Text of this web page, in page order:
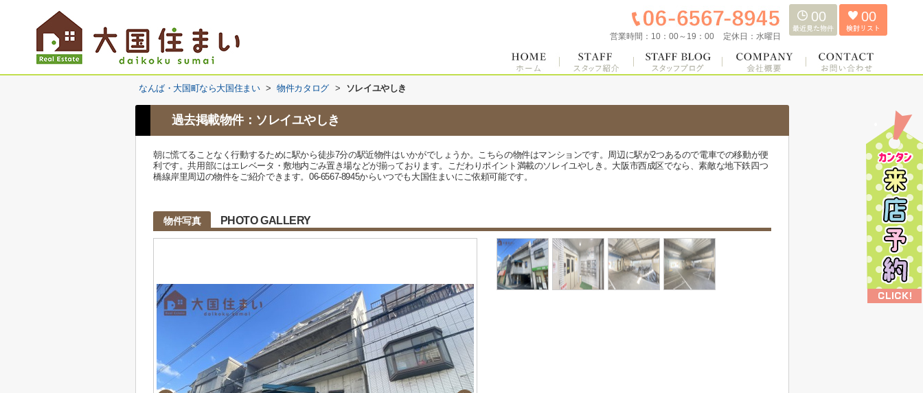
営業時間： 10：00～19：00 定休日： 水曜日
00 00
なんば・大国町なら大国住まい > 物件カタログ > ソレイユやしき
過去掲載物件：ソレイユやしき
朝に慌てることなく行動するために駅から徒歩7分の駅近物件はいかがでしょうか。こちらの物件はマンションです。周辺に駅が2つあるので電車での移動が便
利です。共用部にはエレベータ・敷地内ごみ置き場などが揃っております。こだわりポイント満載のソレイユやしき。大阪市西成区でなら、素敵な地下鉄四つ
橋線岸里周辺の物件をご紹介できます。06-6567-8945からいつでも大国住まいにご依頼可能です。
物件写真 PHOTO GALLERY